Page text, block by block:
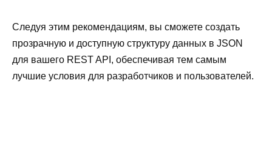
Следуя этим рекомендациям, вы сможете создать
прозрачную и доступную структуру данных в JSON
для вашего REST API, обеспечивая тем самым
лучшие условия для разработчиков и пользователей.